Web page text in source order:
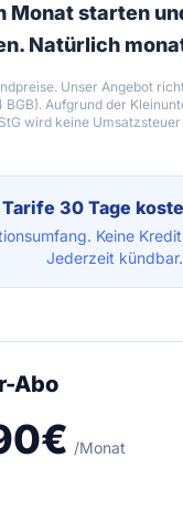
Monat starten
Natürlich
Unser Angebot
BGB). Aufgrund der
wird keine
30 Tage
Keine
Jederzeit kündbar.
Abo
/Monat